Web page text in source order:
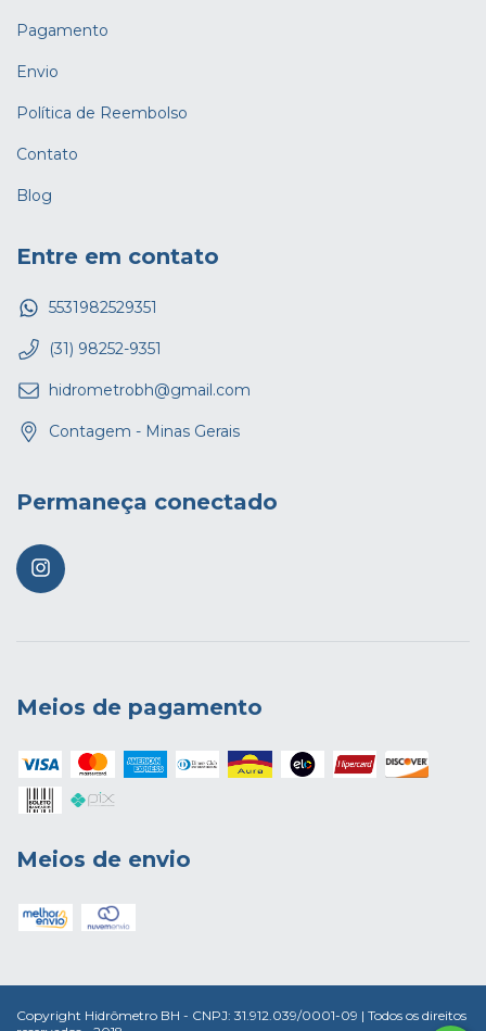
Pagamento
Envio
Política de Reembolso
Contato
Blog
Entre em contato
5531982529351
(31) 98252-9351
hidrometrobh@gmail.com
Contagem - Minas Gerais
Permaneça conectado
Meios de pagamento
Meios de envio
Copyright Hidrômetro BH - CNPJ: 31.912.039/0001-09 | Todos os direitos